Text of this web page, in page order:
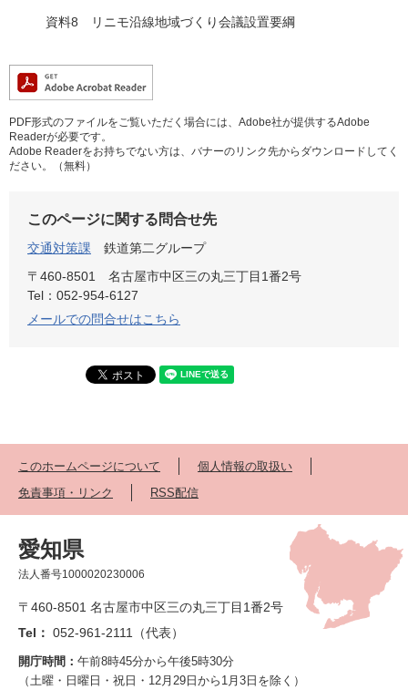
資料8 リニモ沿線地域づくり会議設置要綱
PDF形式のファイルをご覧いただく場合には、Adobe社が提供するAdobe
Readerが必要です。
Adobe Readerをお持ちでない方は、バナーのリンク先からダウンロードしてく
ださい。（無料）
このページに関する問合せ先
交通対策課
鉄道第二グループ
〒460-8501
名古屋市中区三の丸三丁目1番2号
Tel：052-954-6127
メールでの問合せはこちら
このホームページについて
個人情報の取扱い
免責事項・リンク
RSS配信
愛知県
法人番号1000020230006
〒460-8501 名古屋市中区三の丸三丁目1番2号
Tel： 052-961-2111（代表）
開庁時間： 午前8時45分から午後5時30分
（土曜・日曜日・祝日・12月29日から1月3日を除く）